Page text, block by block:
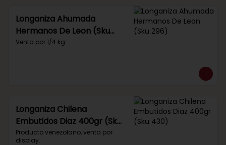
Longaniza Ahumada
Hermanos De Leon (Sku
296)
Venta por 1/4 kg.
Longaniza Chilena
Embutidos Diaz 400gr (Sku
430)
Producto venezolano, venta por
display.